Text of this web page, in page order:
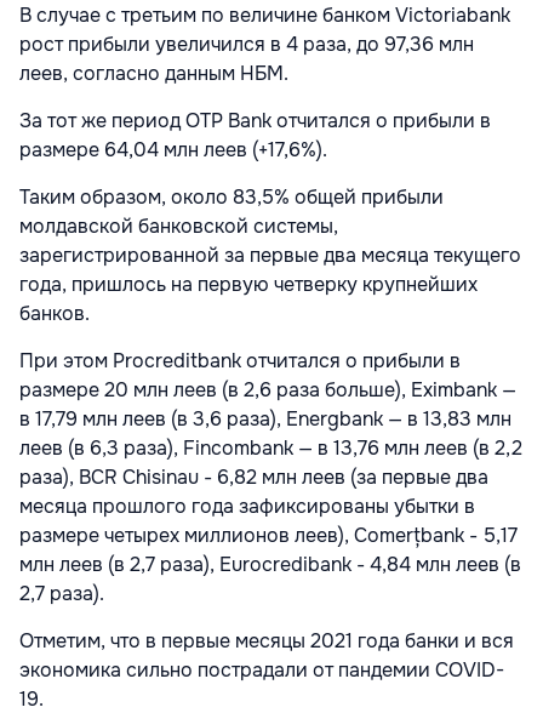
В случае с третьим по величине банком Victoriabank
рост прибыли увеличился в 4 раза, до 97,36 млн
леев, согласно данным НБМ.
За тот же период OTP Bank отчитался о прибыли в
размере 64,04 млн леев (+17,6%).
Таким образом, около 83,5% общей прибыли
молдавской банковской системы,
зарегистрированной за первые два месяца текущего
года, пришлось на первую четверку крупнейших
банков.
При этом Procreditbank отчитался о прибыли в
размере 20 млн леев (в 2,6 раза больше), Eximbank —
в 17,79 млн леев (в 3,6 раза), Energbank — в 13,83 млн
леев (в 6,3 раза), Fincombank — в 13,76 млн леев (в 2,2
раза), BCR Chisinau - 6,82 млн леев (за первые два
месяца прошлого года зафиксированы убытки в
размере четырех миллионов леев), Comerțbank - 5,17
млн леев (в 2,7 раза), Eurocredibank - 4,84 млн леев (в
2,7 раза).
Отметим, что в первые месяцы 2021 года банки и вся
экономика сильно пострадали от пандемии COVID-
19.